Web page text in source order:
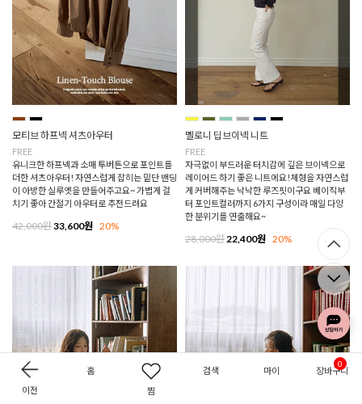
이전
홈
찜
검색 마이 장바구니
0
모티브 하프넥 셔츠아우터
FREE
유니크한 하프넥과 소매 투버튼으로 포인트를
더한 셔츠아우터! 자연스럽게 잡히는 밑단 밴딩
이 아방한 실루엣을 만들어주고요~ 가볍게 걸
치기 좋아 간절기 아우터로 추천드려요
42,000원33,600원 20%
멜로니 딥브이넥 니트
FREE
자극없이 부드러운 터치감에 깊은 브이넥으로
레이어드 하기 좋은 니트에요!체형을 자연스럽
게 커버해주는 낙낙한 루즈핏이구요 베이직부
터 포인트컬러까지 6가지 구성이라 매일 다양
한 분위기를 연출해요~
28,000원 22,400원 20%